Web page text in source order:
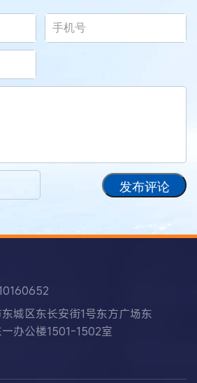
发布评论
城区东长安街1号东方广场东
办公楼1501-1502室